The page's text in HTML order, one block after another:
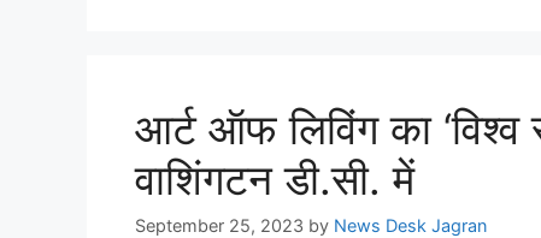
आर्ट ऑफ लिविंग का
वाशिंगटन डी.सी. में
September 25, 2023 by News Desk Jagran